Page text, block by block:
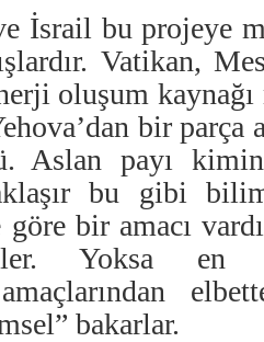
İsrail bu projeye
Vatikan,
oluşum
bir parça
Aslan payı
bu gibi
bir amacı
Yoksa en
bakarlar.